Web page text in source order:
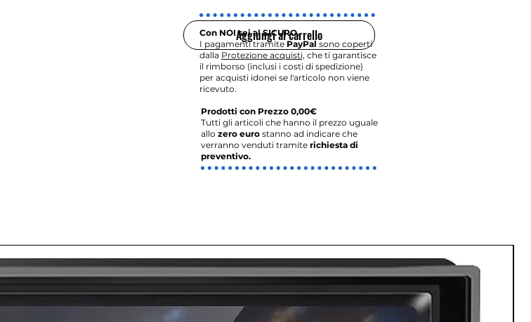
Aggiungi al carrello
Con NOI sei al SICURO.
I pagamenti tramite PayPal sono coperti
dalla Protezione acquisti, che ti garantisce
il rimborso (inclusi i costi di spedizione)
per acquisti idonei se l'articolo non viene
ricevuto.
Prodotti con Prezzo 0,00€
Tutti gli articoli che hanno il prezzo uguale
allo zero euro stanno ad indicare che
verranno venduti tramite richiesta di
preventivo.